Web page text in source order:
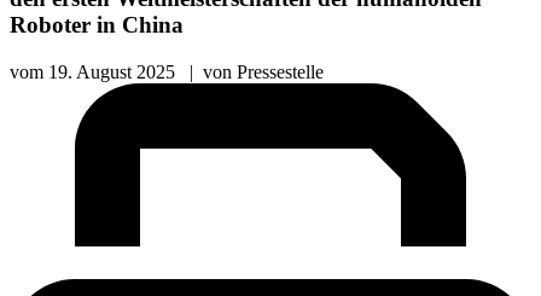
Roboter in China
vom 19. August 2025 | von Pressestelle